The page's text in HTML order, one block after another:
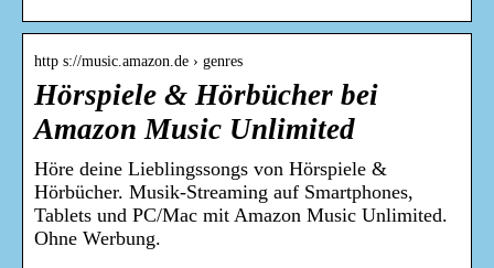
http s://music.amazon.de › genres
Hörspiele & Hörbücher bei
Amazon Music Unlimited
Höre deine Lieblingssongs von Hörspiele &
Hörbücher. Musik-Streaming auf Smartphones,
Tablets und PC/Mac mit Amazon Music Unlimited.
Ohne Werbung.